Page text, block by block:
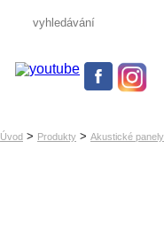
Úvod > Produkty > Akustické panely